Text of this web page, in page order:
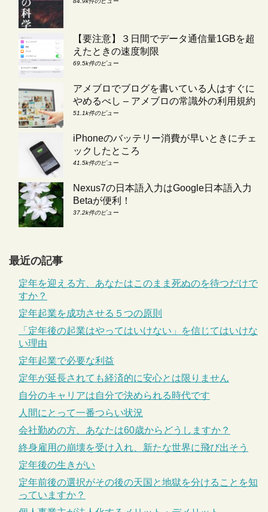
【要注意】３日間でデータ通信量1GBを超
えたときの速度制限
69.5k件のビュー
アメブロでブログを書いている人はすぐに
やめるべし – アメブロの常識外の利用規約
51.1k件のビュー
iPhoneのバッテリー消費が早いときにチェ
ックしたところ
41.5k件のビュー
Nexus7の日本語入力はGoogle日本語入力
Betaが便利！
37.2k件のビュー
最近の記事
定年を迎える方、あなたはこのまま死ぬのを待つだけで
すか？
定年起業を成功させる５つの原則
「定年後の起業はやってはいけない」を信じてはいけな
い理由
定年起業で必要な利益
定年が延長されても経済的に安心とは限りません
自分のキャリアは自分で決められる時代です
人間にとって一番つらい状況
会社勤めの方、あなたは60歳からどうしますか？
終身雇用の崩壊を受け入れ、新たな世界に飛び出そう
定年後の生きがい
定年前後の選択がその後の天国と地獄を分けることを知
っていますか？